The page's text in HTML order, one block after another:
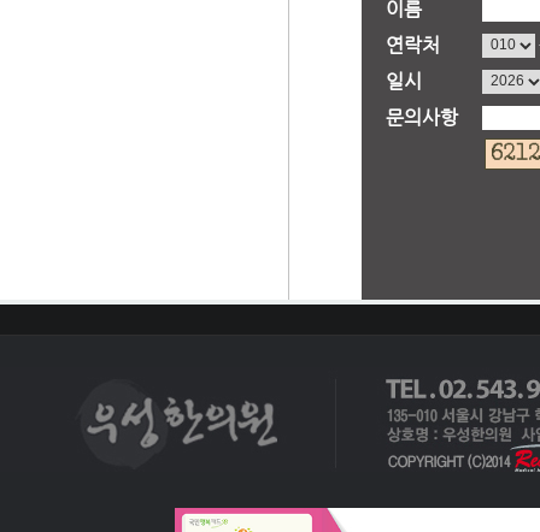
이름
연락처
일시
문의사항